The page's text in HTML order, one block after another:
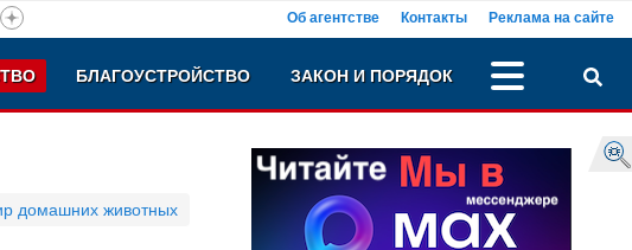
Об агентстве Контакты Реклама на сайте
БЛАГОУСТРОЙСТВО ЗАКОН И ПОРЯДОК
домашних животных